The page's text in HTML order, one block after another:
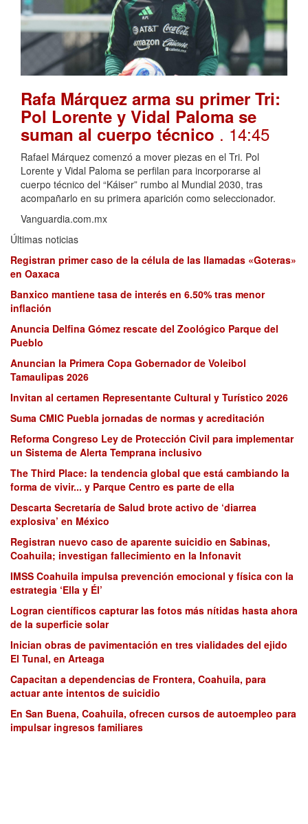
Rafa Márquez arma su primer Tri:
Pol Lorente y Vidal Paloma se
suman al cuerpo técnico . 14:45
Rafael Márquez comenzó a mover piezas en el Tri. Pol
Lorente y Vidal Paloma se perfilan para incorporarse al
cuerpo técnico del “Káiser” rumbo al Mundial 2030, tras
acompañarlo en su primera aparición como seleccionador.
Vanguardia.com.mx
Últimas noticias
Registran primer caso de la célula de las llamadas «Goteras»
en Oaxaca
Banxico mantiene tasa de interés en 6.50% tras menor
inflación
Anuncia Delfina Gómez rescate del Zoológico Parque del
Pueblo
Anuncian la Primera Copa Gobernador de Voleibol
Tamaulipas 2026
Invitan al certamen Representante Cultural y Turístico 2026
Suma CMIC Puebla jornadas de normas y acreditación
Reforma Congreso Ley de Protección Civil para implementar
un Sistema de Alerta Temprana inclusivo
The Third Place: la tendencia global que está cambiando la
forma de vivir... y Parque Centro es parte de ella
Descarta Secretaría de Salud brote activo de ‘diarrea
explosiva’ en México
Registran nuevo caso de aparente suicidio en Sabinas,
Coahuila; investigan fallecimiento en la Infonavit
IMSS Coahuila impulsa prevención emocional y física con la
estrategia ‘Ella y Él’
Logran científicos capturar las fotos más nítidas hasta ahora
de la superficie solar
Inician obras de pavimentación en tres vialidades del ejido
El Tunal, en Arteaga
Capacitan a dependencias de Frontera, Coahuila, para
actuar ante intentos de suicidio
En San Buena, Coahuila, ofrecen cursos de autoempleo para
impulsar ingresos familiares